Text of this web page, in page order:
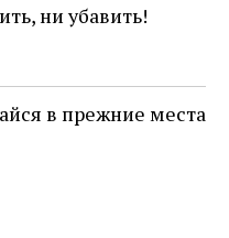
нами человек,
возмущение
многовекового
последнее
ни убавить!
в прежние места